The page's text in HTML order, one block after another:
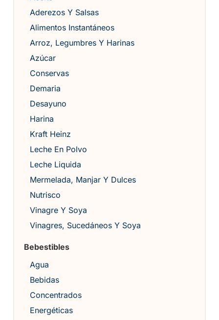
Aderezos Y Salsas
Alimentos Instantáneos
Arroz, Legumbres Y Harinas
Azúcar
Conservas
Demaria
Desayuno
Harina
Kraft Heinz
Leche En Polvo
Leche Liquida
Mermelada, Manjar Y Dulces
Nutrisco
Vinagre Y Soya
Vinagres, Sucedáneos Y Soya
Bebestibles
Agua
Bebidas
Concentrados
Energéticas